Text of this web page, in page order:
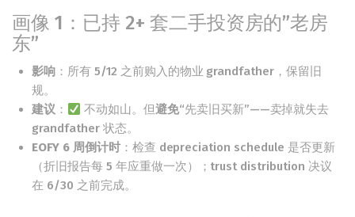
画像 1：已持 2+ 套二手投资房的”老房
东”
影响：所有 5/12 之前购入的物业 grandfather，保留旧
规。
建议 ： 不动如山。但避免“先卖旧买新”——卖掉就失去
grandfather 状态。
EOFY 6 周倒计时：检查 depreciation schedule 是否更新
（折旧报告每 5 年应重做一次）；trust distribution 决议
在 6/30 之前完成。